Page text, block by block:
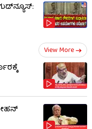
View More